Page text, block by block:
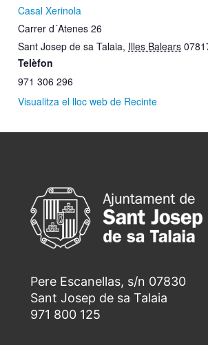
Casal Xerinola
Carrer d´Atenes 26
Sant Josep de sa Talaia, Illes Balears
Telèfon
971 306 296
Visualitza el lloc web de Recinte
Pere Escanellas, s/n 07830
Sant Josep de sa Talaia
971 800 125